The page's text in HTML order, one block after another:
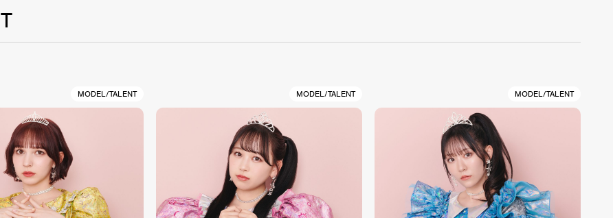
MODEL/TALENT MODEL/TALENT MODEL/TALENT